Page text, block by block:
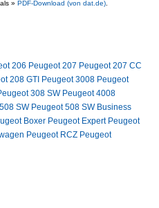
» PDF-Download (von dat.de).
206 Peugeot 207 Peugeot 207 CC
208 GTI Peugeot 3008 Peugeot
308 SW Peugeot 4008
SW Peugeot 508 SW Business
Boxer Peugeot Expert Peugeot
Peugeot RCZ Peugeot